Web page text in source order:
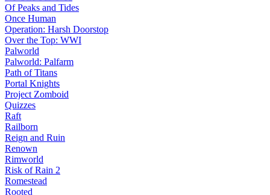
Of Peaks and Tides
Once Human
Operation: Harsh Doorstop
Over the Top: WWI
Palworld
Palworld: Palfarm
Path of Titans
Portal Knights
Project Zomboid
Quizzes
Raft
Railborn
Reign and Ruin
Renown
Rimworld
Risk of Rain 2
Romestead
Rooted